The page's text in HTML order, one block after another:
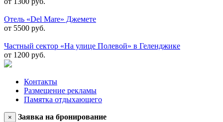
Отель «Del Mare» Джемете
от 5500 руб.
Частный сектор «На улице Полевой» в Геленджике
от 1200 руб.
Контакты
Размещение рекламы
Памятка отдыхающего
×
Заявка на бронирование